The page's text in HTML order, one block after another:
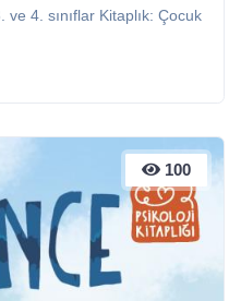
4. sınıflar Kitaplık: Çocuk
100
100